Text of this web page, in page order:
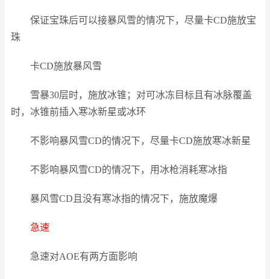
保证宝珠后可以接暴风雪的情况下，尽量卡CD施放宝
珠
卡CD施放暴风雪
雪暴30层时，施放冰锥；对可冰冻目标且有冰脉覆盖
时，冰锥前插入寒冰新星或冰环
不影响暴风雪CD的情况下，尽量卡CD施放寒冰新星
不影响暴风雪CD的情况下，用冰枪消耗寒冰指
暴风雪CD且没有寒冰指的情况下，施放魔爆
急速
急速对AOE有两方面影响